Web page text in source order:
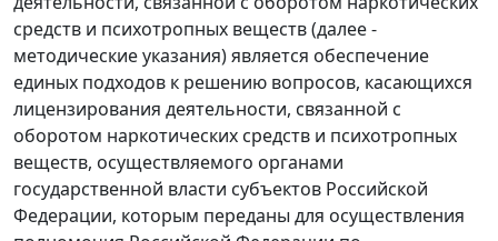
средств и психотропных веществ (далее -
методические указания) является обеспечение
единых подходов к решению вопросов, касающихся
лицензирования деятельности, связанной с
оборотом наркотических средств и психотропных
веществ, осуществляемого органами
государственной власти субъектов Российской
Федерации, которым переданы для осуществления